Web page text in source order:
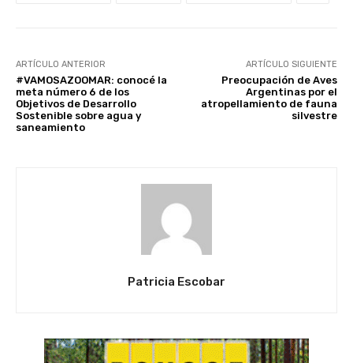
ARTÍCULO ANTERIOR
#VAMOSAZOOMAR: conocé la
meta número 6 de los
Objetivos de Desarrollo
Sostenible sobre agua y
saneamiento
ARTÍCULO SIGUIENTE
Preocupación de Aves
Argentinas por el
atropellamiento de fauna
silvestre
Patricia Escobar